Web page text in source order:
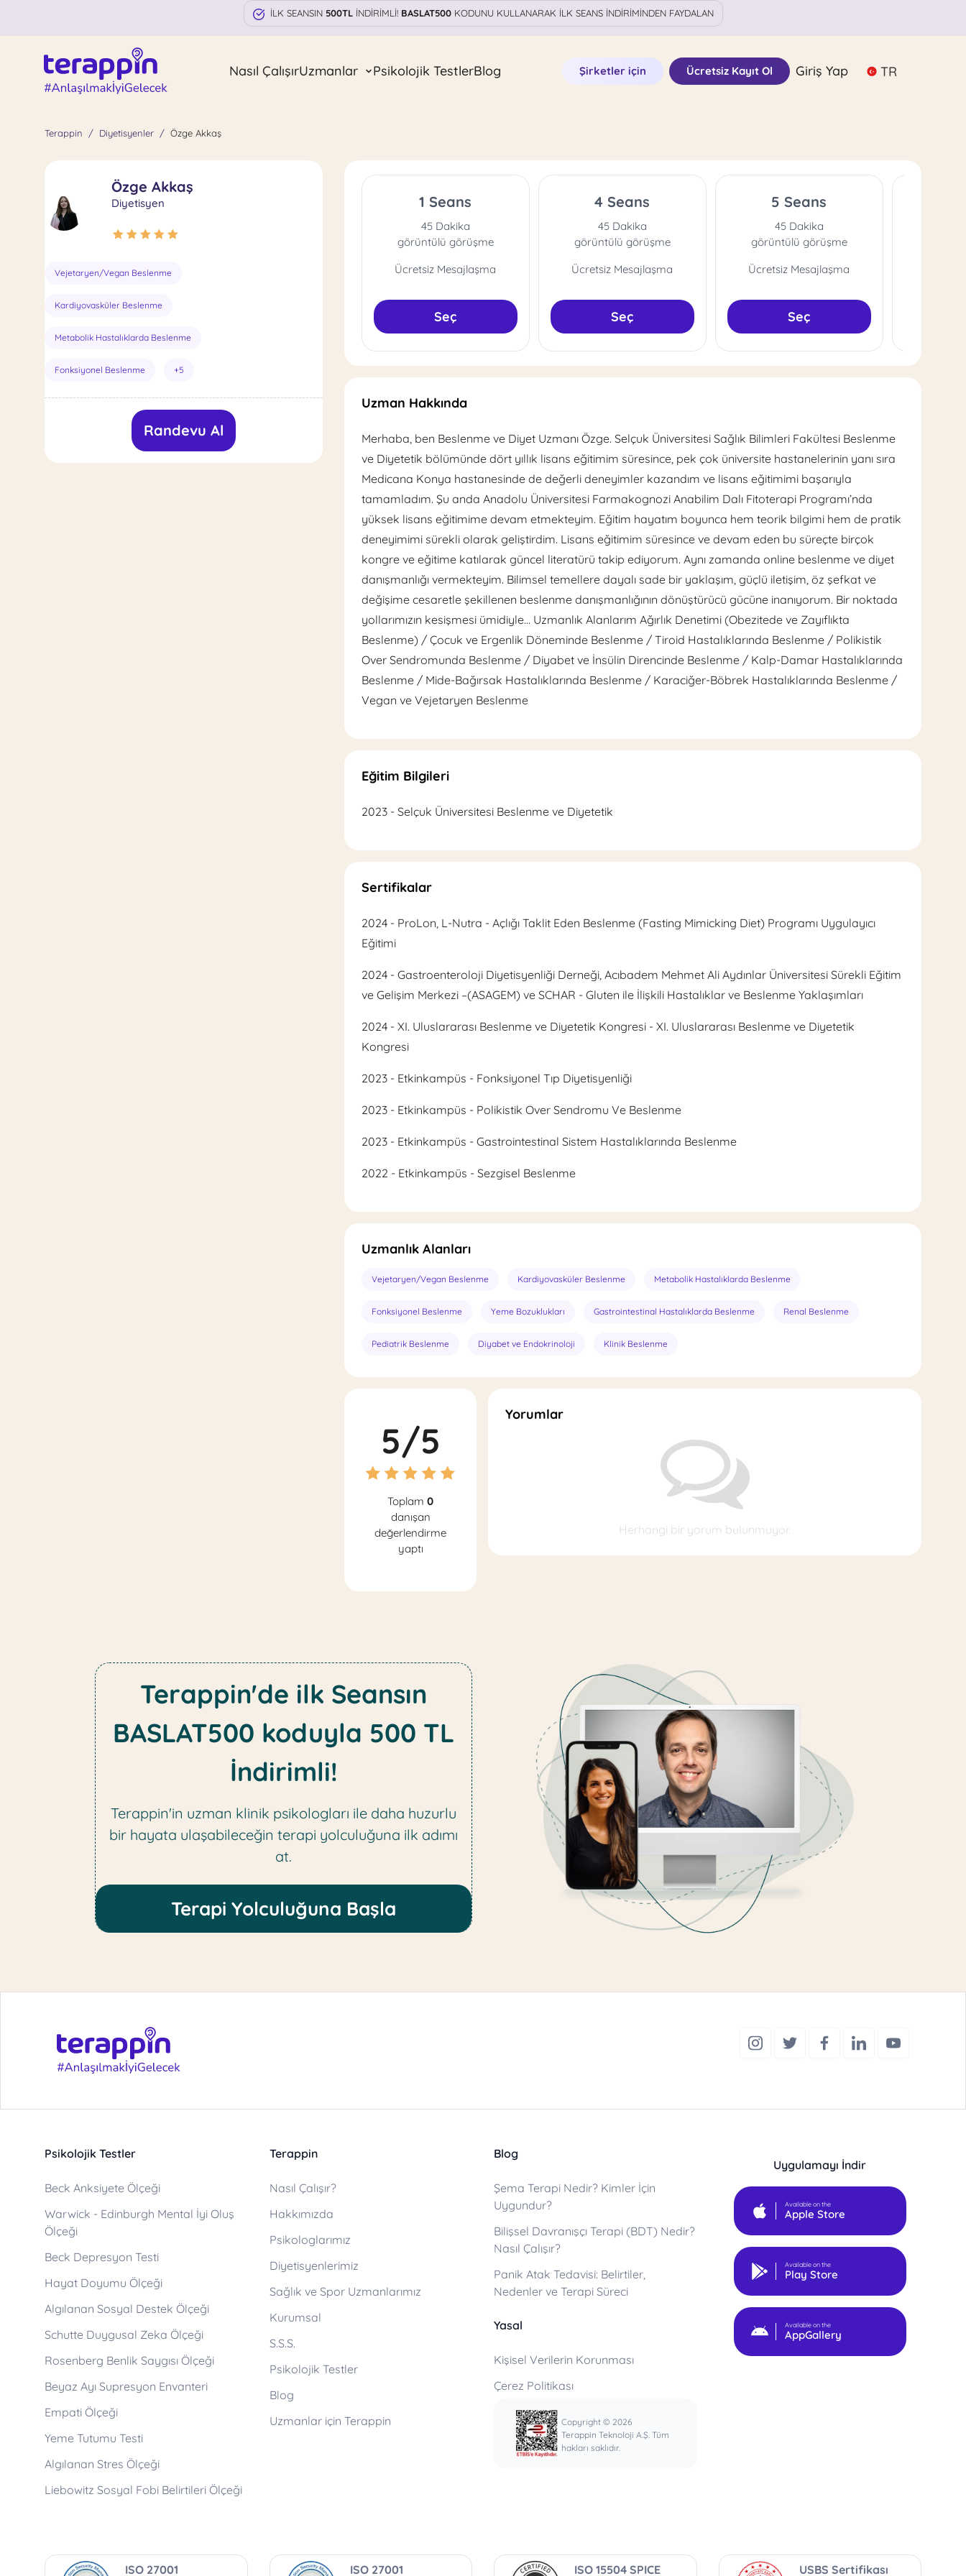
İLK SEANSIN 500TLİNDİRİMLİ! BASLAT500KODUNU KULLANARAK İLK SEANS İNDİRİMİNDEN FAYDALAN
Nasıl ÇalışırUzmanlar Psikolojik TestlerBlog Şirketler için Ücretsiz Kayıt Ol Giriş Yap TR
Terappin Diyetisyenler Özge Akkaş
Özge Akkaş
Diyetisyen
Vejetaryen/Vegan Beslenme
Kardiyovasküler Beslenme
Metabolik Hastalıklarda Beslenme
Fonksiyonel Beslenme +5
Randevu Al
1 Seans
45 Dakika
görüntülü görüşme
Ücretsiz Mesajlaşma
Seç
4 Seans
45 Dakika
görüntülü görüşme
Ücretsiz Mesajlaşma
Seç
5 Seans
45 Dakika
görüntülü görüşme
Ücretsiz Mesajlaşma
Seç
Uzman Hakkında
Merhaba, ben Beslenme ve Diyet Uzmanı Özge. Selçuk Üniversitesi Sağlık Bilimleri Fakültesi Beslenme
ve Diyetetik bölümünde dört yıllık lisans eğitimim süresince, pek çok üniversite hastanelerinin yanı sıra
Medicana Konya hastanesinde de değerli deneyimler kazandım ve lisans eğitimimi başarıyla
tamamladım. Şu anda Anadolu Üniversitesi Farmakognozi Anabilim Dalı Fitoterapi Programı’nda
yüksek lisans eğitimime devam etmekteyim. Eğitim hayatım boyunca hem teorik bilgimi hem de pratik
deneyimimi sürekli olarak geliştirdim. Lisans eğitimim süresince ve devam eden bu süreçte birçok
kongre ve eğitime katılarak güncel literatürü takip ediyorum. Aynı zamanda online beslenme ve diyet
danışmanlığı vermekteyim. Bilimsel temellere dayalı sade bir yaklaşım, güçlü iletişim, öz şefkat ve
değişime cesaretle şekillenen beslenme danışmanlığının dönüştürücü gücüne inanıyorum. Bir noktada
yollarımızın kesişmesi ümidiyle... Uzmanlık Alanlarım Ağırlık Denetimi (Obezitede ve Zayıflıkta
Beslenme) / Çocuk ve Ergenlik Döneminde Beslenme / Tiroid Hastalıklarında Beslenme / Polikistik
Over Sendromunda Beslenme / Diyabet ve İnsülin Direncinde Beslenme / Kalp-Damar Hastalıklarında
Beslenme / Mide-Bağırsak Hastalıklarında Beslenme / Karaciğer-Böbrek Hastalıklarında Beslenme /
Vegan ve Vejetaryen Beslenme
Eğitim Bilgileri
2023 - Selçuk Üniversitesi Beslenme ve Diyetetik
Sertifikalar
2024 - ProLon, L-Nutra - Açlığı Taklit Eden Beslenme (Fasting Mimicking Diet) Programı Uygulayıcı
Eğitimi
2024 - Gastroenteroloji Diyetisyenliği Derneği, Acıbadem Mehmet Ali Aydınlar Üniversitesi Sürekli Eğitim
ve Gelişim Merkezi –(ASAGEM) ve SCHAR - Gluten ile İlişkili Hastalıklar ve Beslenme Yaklaşımları
2024 - XI. Uluslararası Beslenme ve Diyetetik Kongresi - XI. Uluslararası Beslenme ve Diyetetik
Kongresi
2023 - Etkinkampüs - Fonksiyonel Tıp Diyetisyenliği
2023 - Etkinkampüs - Polikistik Over Sendromu Ve Beslenme
2023 - Etkinkampüs - Gastrointestinal Sistem Hastalıklarında Beslenme
2022 - Etkinkampüs - Sezgisel Beslenme
Uzmanlık Alanları
Vejetaryen/Vegan Beslenme Kardiyovasküler Beslenme Metabolik Hastalıklarda Beslenme
Fonksiyonel Beslenme Yeme Bozuklukları Gastrointestinal Hastalıklarda Beslenme Renal Beslenme
Pediatrik Beslenme Diyabet ve Endokrinoloji Klinik Beslenme
5/5
Toplam0
danışan
değerlendirme
yaptı
Yorumlar
Herhangi bir yorum bulunmuyor.
Terappin'de ilk Seansın
BASLAT500 koduyla 500 TL
İndirimli!
Terappin'in uzman klinik psikologları ile daha huzurlu
bir hayata ulaşabileceğin terapi yolculuğuna ilk adımı
at.
Terapi Yolculuğuna Başla
Terappin
Nasıl Çalışır?
Hakkımızda
Psikologlarımız
Diyetisyenlerimiz
Sağlık ve Spor Uzmanlarımız
Kurumsal
S.S.S.
Psikolojik Testler
Blog
Uzmanlar için Terappin
Blog
Şema Terapi Nedir? Kimler İçin
Uygundur?
Bilişsel Davranışçı Terapi (BDT) Nedir?
Nasıl Çalışır?
Panik Atak Tedavisi: Belirtiler,
Nedenler ve Terapi Süreci
Yasal
Kişisel Verilerin Korunması
Çerez Politikası
Copyright © 2026
Terappin Teknoloji A.Ş. Tüm
hakları saklıdır.
Psikolojik Testler
Beck Anksiyete Ölçeği
Warwick - Edinburgh Mental İyi Oluş
Ölçeği
Beck Depresyon Testi
Hayat Doyumu Ölçeği
Algılanan Sosyal Destek Ölçeği
Schutte Duygusal Zeka Ölçeği
Rosenberg Benlik Saygısı Ölçeği
Beyaz Ayı Supresyon Envanteri
Empati Ölçeği
Yeme Tutumu Testi
Algılanan Stres Ölçeği
Liebowitz Sosyal Fobi Belirtileri Ölçeği
Uygulamayı İndir
Available on the
Apple Store
Available on the
Play Store
Available on the
AppGallery
ISO 27001 ISO 27001 ISO 15504 SPICE USBS Sertifikası